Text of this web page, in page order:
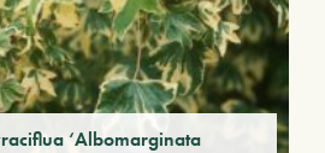
‘Albomarginata